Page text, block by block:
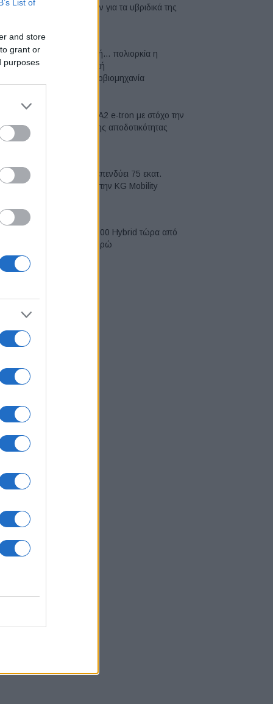
List of
and store
grant or
purposes
μπαταριών για τα υβριδικά της
Σε κινεζική… πολιορκία η
ευρωπαϊκή
αυτοκινητοβιομηχανία
Νέο Audi A2 e-tron με στόχο την
κορυφή της αποδοτικότητας
Η Chery επενδύει 75 εκατ.
δολάρια στην KG Mobility
Το FIAT 500 Hybrid τώρα από
18.990 ευρώ